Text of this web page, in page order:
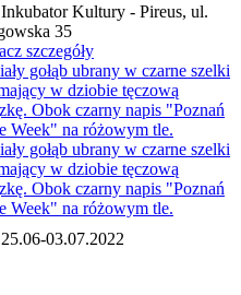
Inkubator Kultury - Pireus, ul.
35
szczegóły
25.06-03.07.2022